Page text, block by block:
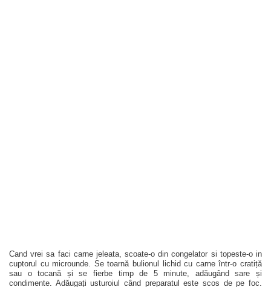
Cand vrei sa faci carne jeleata, scoate-o din congelator si topeste-o in
cuptorul cu microunde. Se toarnă bulionul lichid cu carne într-o cratiță
sau o tocană și se fierbe timp de 5 minute, adăugând sare și
condimente. Adăugați usturoiul când preparatul este scos de pe foc.